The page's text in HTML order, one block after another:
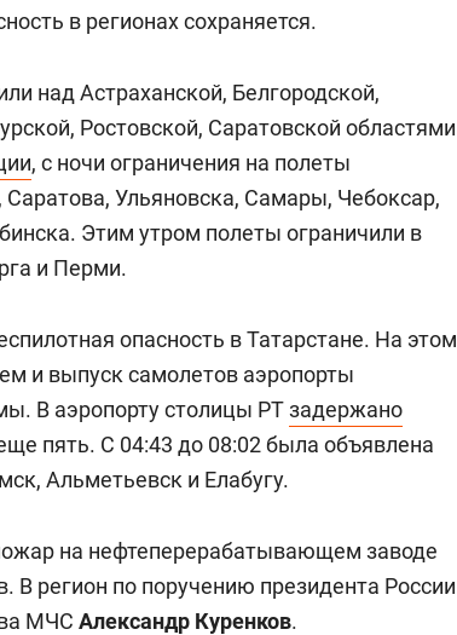
в регионах сохраняется.
над Астраханской, Белгородской,
Ростовской, Саратовской областями
, с ночи ограничения на полеты
Ульяновска, Самары, Чебоксар,
Этим утром полеты ограничили в
и Перми.
опасность в Татарстане. На этом
и выпуск самолетов аэропорты
В аэропорту столицы РТзадержано
пять. С 04:43 до 08:02 была объявлена
Альметьевск и Елабугу.
на нефтеперерабатывающем заводе
В регион по поручению президента России
МЧС Александр Куренков.